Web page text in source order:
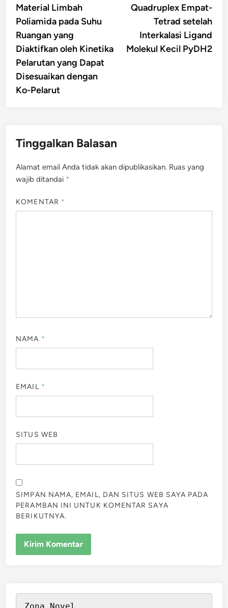
Material Limbah
Poliamida pada Suhu
Ruangan yang
Diaktifkan oleh Kinetika
Pelarutan yang Dapat
Disesuaikan dengan
Ko-Pelarut
Quadruplex Empat-
Tetrad setelah
Interkalasi Ligand
Molekul Kecil PyDH2
Tinggalkan Balasan
Alamat email Anda tidak akan dipublikasikan. Ruas yang
wajib ditandai *
KOMENTAR *
NAMA *
EMAIL *
SITUS WEB
SIMPAN NAMA, EMAIL, DAN SITUS WEB SAYA PADA
PERAMBAN INI UNTUK KOMENTAR SAYA
BERIKUTNYA.